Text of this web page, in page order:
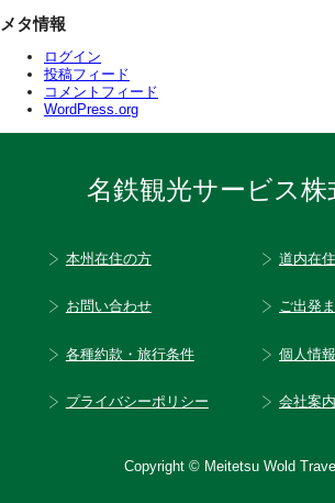
メタ情報
ログイン
投稿フィード
コメントフィード
WordPress.org
名鉄観光サービス株
本州在住の方 道内在
お問い合わせ ご出発
各種約款・旅行条件 個人情
プライバシーポリシー 会社案内
Copyright © Meitetsu Wold